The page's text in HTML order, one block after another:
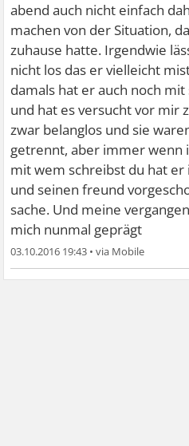
abend auch nicht einfach
machen von der Situation,
zuhause hatte. Irgendwie
nicht los das er vielleicht
damals hat er auch noch
und hat es versucht vor mir
zwar belanglos und sie
getrennt, aber immer wenn
mit wem schreibst du hat
und seinen freund
sache. Und meine
mich nunmal geprägt
03.10.2016 19:43 •